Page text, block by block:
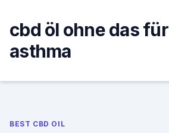
content
cbd öl ohne das für
asthma
BEST CBD OIL